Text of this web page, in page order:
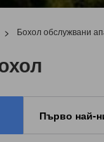
> Бохол обслужвани
Първо най-